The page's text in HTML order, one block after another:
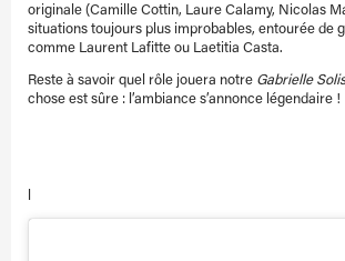
originale (Camille Cottin, Laure Calamy, Nicolas
situations toujours plus improbables, entourée de
comme Laurent Lafitte ou Laetitia Casta.
Reste à savoir quel rôle jouera notre Gabrielle Solis
chose est sûre : l’ambiance s’annonce légendaire !